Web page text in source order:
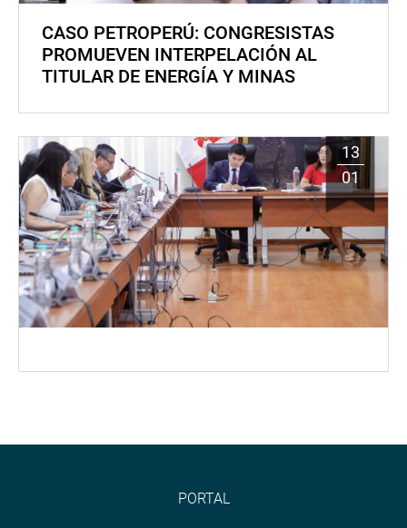
CASO PETROPERÚ: CONGRESISTAS
PROMUEVEN INTERPELACIÓN AL
TITULAR DE ENERGÍA Y MINAS
13
01
PORTAL